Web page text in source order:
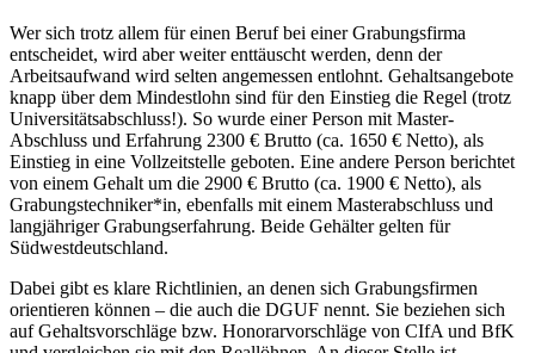
Wer sich trotz allem für einen Beruf bei einer Grabungsfirma
entscheidet, wird aber weiter enttäuscht werden, denn der
Arbeitsaufwand wird selten angemessen entlohnt. Gehaltsangebote
knapp über dem Mindestlohn sind für den Einstieg die Regel (trotz
Universitätsabschluss!). So wurde einer Person mit Master-
Abschluss und Erfahrung 2300 € Brutto (ca. 1650 € Netto), als
Einstieg in eine Vollzeitstelle geboten. Eine andere Person berichtet
von einem Gehalt um die 2900 € Brutto (ca. 1900 € Netto), als
Grabungstechniker*in, ebenfalls mit einem Masterabschluss und
langjähriger Grabungserfahrung. Beide Gehälter gelten für
Südwestdeutschland.
Dabei gibt es klare Richtlinien, an denen sich Grabungsfirmen
orientieren können – die auch die DGUF nennt. Sie beziehen sich
auf Gehaltsvorschläge bzw. Honorarvorschläge von CIfA und BfK